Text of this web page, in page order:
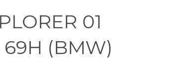
01
69H (BMW)